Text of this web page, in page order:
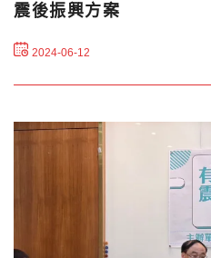
震後振興方案
2024-06-12